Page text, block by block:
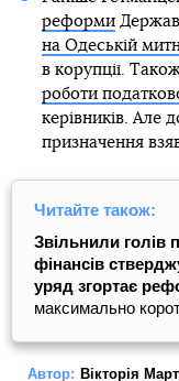
Про що йдеться?
Стефанчук в ефірі
імовірність
думаю, що така
економіки та
йде саме про цих